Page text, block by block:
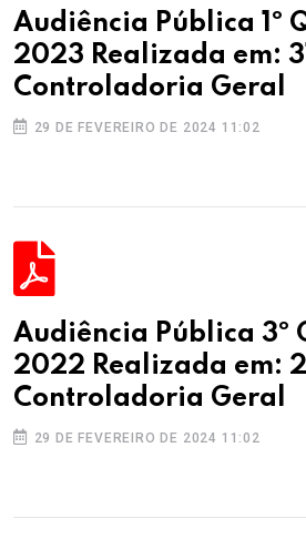
Audiência Pública 1º
2023 Realizada em:
Controladoria Geral
29 DE FEVEREIRO DE 2024 11:02
Audiência Pública 3º
2022 Realizada em:
Controladoria Geral
29 DE FEVEREIRO DE 2024 11:02